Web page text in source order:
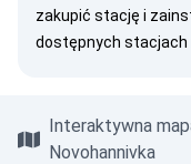
zakupić stację i
dostępnych stacjach
Interaktywna
Novohannivka